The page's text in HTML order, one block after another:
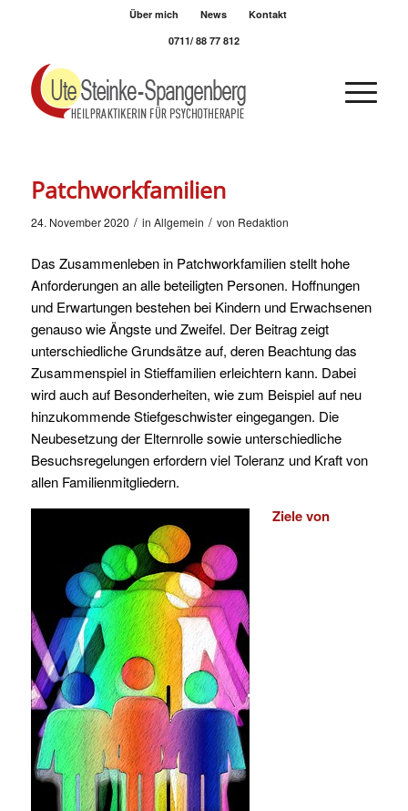
Über mich News
Kontakt
0711/ 88 77 812
Patchworkfamilien
24. November 2020 / in Allgemein / von Redaktion
Das Zusammenleben in Patchworkfamilien stellt hohe
Anforderungen an alle beteiligten Personen. Hoffnungen
und Erwartungen bestehen bei Kindern und Erwachsenen
genauso wie Ängste und Zweifel. Der Beitrag zeigt
unterschiedliche Grundsätze auf, deren Beachtung das
Zusammenspiel in Stieffamilien erleichtern kann. Dabei
wird auch auf Besonderheiten, wie zum Beispiel auf neu
hinzukommende Stiefgeschwister eingegangen. Die
Neubesetzung der Elternrolle sowie unterschiedliche
Besuchsregelungen erfordern viel Toleranz und Kraft von
allen Familienmitgliedern.
Ziele von